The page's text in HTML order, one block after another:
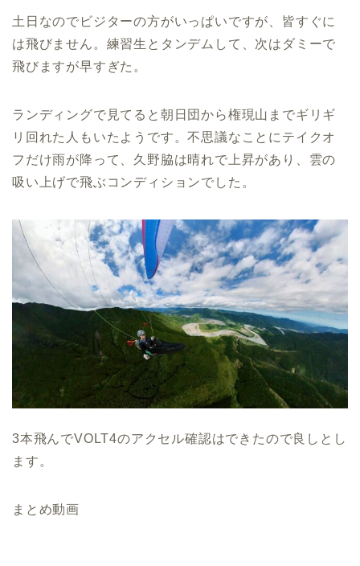
土日なのでビジターの方がいっぱいですが、皆すぐに
は飛びません。練習生とタンデムして、次はダミーで
飛びますが早すぎた。
ランディングで見てると朝日団から権現山までギリギ
リ回れた人もいたようです。不思議なことにテイクオ
フだけ雨が降って、久野脇は晴れで上昇があり、雲の
吸い上げで飛ぶコンディションでした。
3本飛んでVOLT4のアクセル確認はできたので良しとし
ます。
まとめ動画